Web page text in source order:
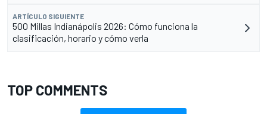
ARTÍCULO SIGUIENTE
500 Millas Indianápolis 2026: Cómo funciona la
clasificación, horario y cómo verla
TOP COMMENTS